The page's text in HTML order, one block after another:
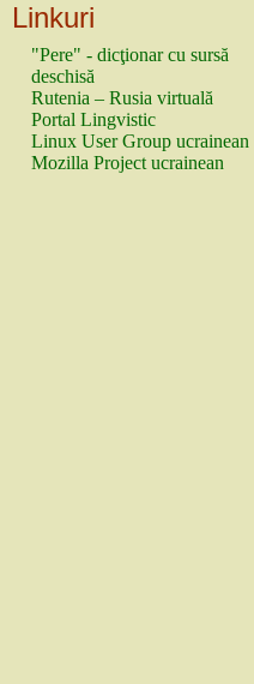
Linkuri
"Pere" - dicţionar cu sursă
deschisă
Rutenia – Rusia virtuală
Portal Lingvistic
Linux User Group ucrainean
Mozilla Project ucrainean